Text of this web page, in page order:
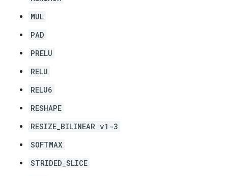
MUL
PAD
PRELU
RELU
RELU6
RESHAPE
RESIZE_BILINEAR v1-3
SOFTMAX
STRIDED_SLICE